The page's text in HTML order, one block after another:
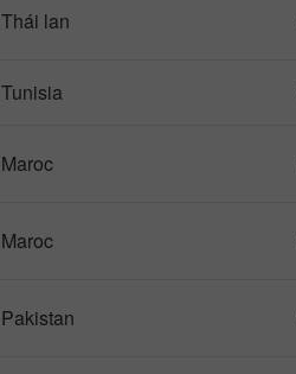
Thái lan
Tunisia
Maroc
Maroc
Pakistan